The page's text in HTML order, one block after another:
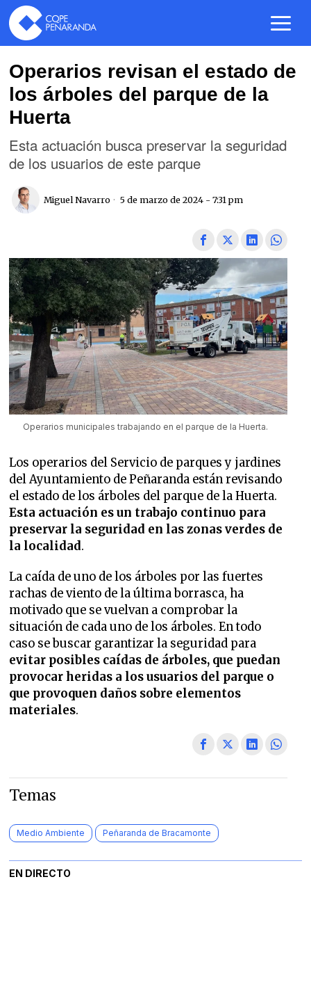
Operarios revisan el estado de
los árboles del parque de la
Huerta
Esta actuación busca preservar la seguridad
de los usuarios de este parque
Miguel Navarro 5 de marzo de 2024 - 7:31 pm
Operarios municipales trabajando en el parque de la Huerta.
Los operarios del Servicio de parques y jardines
del Ayuntamiento de Peñaranda están revisando
el estado de los árboles del parque de la Huerta.
Esta actuación es un trabajo continuo para
preservar la seguridad en las zonas verdes de
la localidad.
La caída de uno de los árboles por las fuertes
rachas de viento de la última borrasca, ha
motivado que se vuelvan a comprobar la
situación de cada uno de los árboles. En todo
caso se buscar garantizar la seguridad para
evitar posibles caídas de árboles, que puedan
provocar heridas a los usuarios del parque o
que provoquen daños sobre elementos
materiales.
Temas
Medio Ambiente Peñaranda de Bracamonte
EN DIRECTO